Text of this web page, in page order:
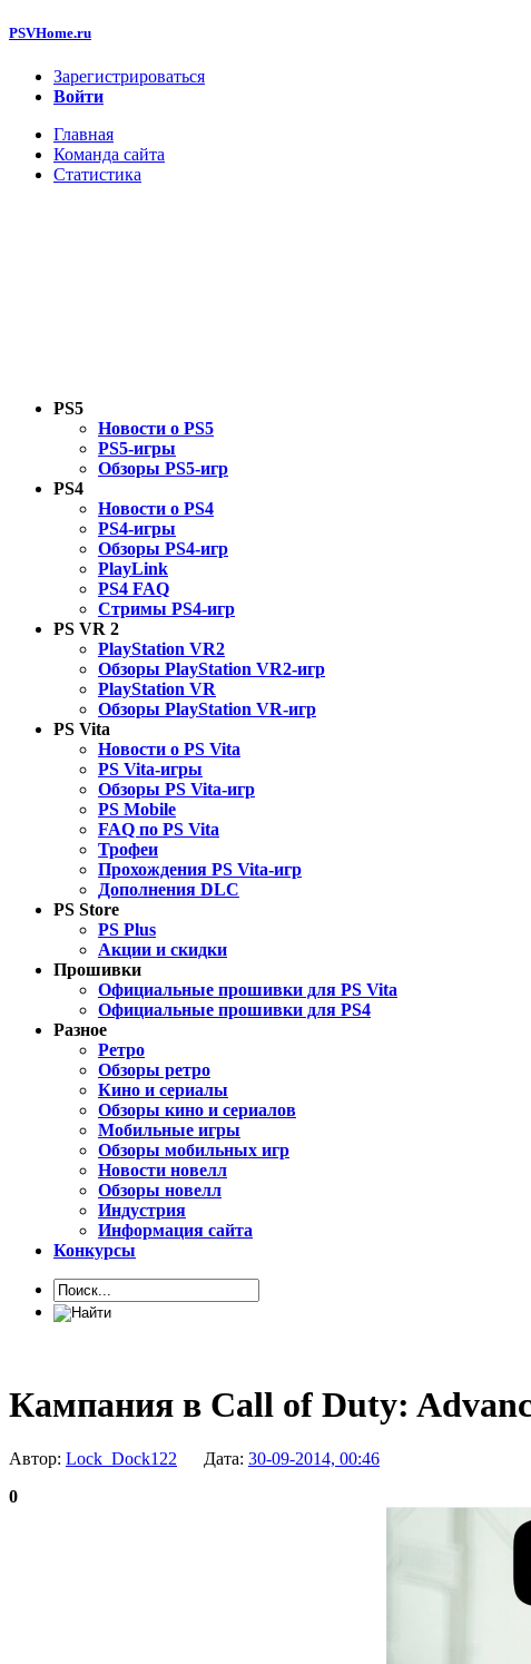
PSVHome.ru
Зарегистрироваться
Войти
Главная
Команда сайта
Статистика
PS5
Новости о PS5
PS5-игры
Обзоры PS5-игр
PS4
Новости о PS4
PS4-игры
Обзоры PS4-игр
PlayLink
PS4 FAQ
Стримы PS4-игр
PS VR 2
PlayStation VR2
Обзоры PlayStation VR2-игр
PlayStation VR
Обзоры PlayStation VR-игр
PS Vita
Новости о PS Vita
PS Vita-игры
Обзоры PS Vita-игр
PS Mobile
FAQ по PS Vita
Трофеи
Прохождения PS Vita-игр
Дополнения DLC
PS Store
PS Plus
Акции и скидки
Прошивки
Официальные прошивки для PS Vita
Официальные прошивки для PS4
Разное
Ретро
Обзоры ретро
Кино и сериалы
Обзоры кино и сериалов
Мобильные игры
Обзоры мобильных игр
Новости новелл
Обзоры новелл
Индустрия
Информация сайта
Конкурсы
Кампания в Call of Duty:
Автор: Lock_Dock122 Дата: 30-09-2014, 00:46
0